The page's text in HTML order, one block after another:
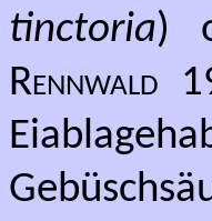
tinctoria)
Rennwald